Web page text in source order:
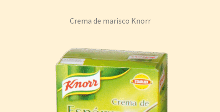
Crema de marisco Knorr